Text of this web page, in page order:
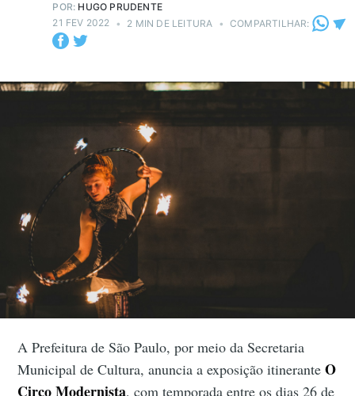
POR: HUGO PRUDENTE
21 FEV 2022 • 2 MIN DE LEITURA • COMPARTILHAR:
A Prefeitura de São Paulo, por meio da Secretaria
Municipal de Cultura, anuncia a exposição itineranteO
Circo Modernista, com temporada entre os dias 26 de